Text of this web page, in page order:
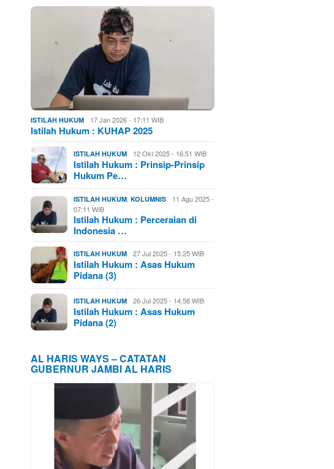
ISTILAH HUKUM 17 Jan 2026 - 17:11 WIB
Istilah Hukum : KUHAP 2025
ISTILAH HUKUM 12 Okt 2025 - 16:51 WIB
Istilah Hukum : Prinsip-Prinsip
Hukum Pe…
ISTILAH HUKUM ,KOLUMNIS
11 Agu 2025 -
07:11 WIB
Istilah Hukum : Perceraian di
Indonesia …
ISTILAH HUKUM 27 Jul 2025 - 15:25 WIB
Istilah Hukum : Asas Hukum
Pidana (3)
ISTILAH HUKUM 26 Jul 2025 - 14:58 WIB
Istilah Hukum : Asas Hukum
Pidana (2)
AL HARIS WAYS – CATATAN
GUBERNUR JAMBI AL HARIS